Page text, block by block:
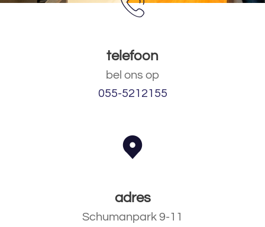
telefoon
bel ons op
055-5212155
adres
Schumanpark 9-11